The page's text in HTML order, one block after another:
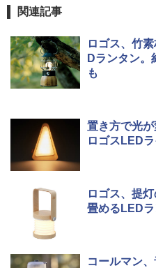
関連記事
ロゴス、竹
Dランタン。
も
置き方で光
ロゴスLEDラ
ロゴス、提
畳めるLED
コールマン